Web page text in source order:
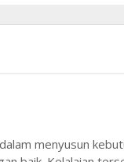
menyusun